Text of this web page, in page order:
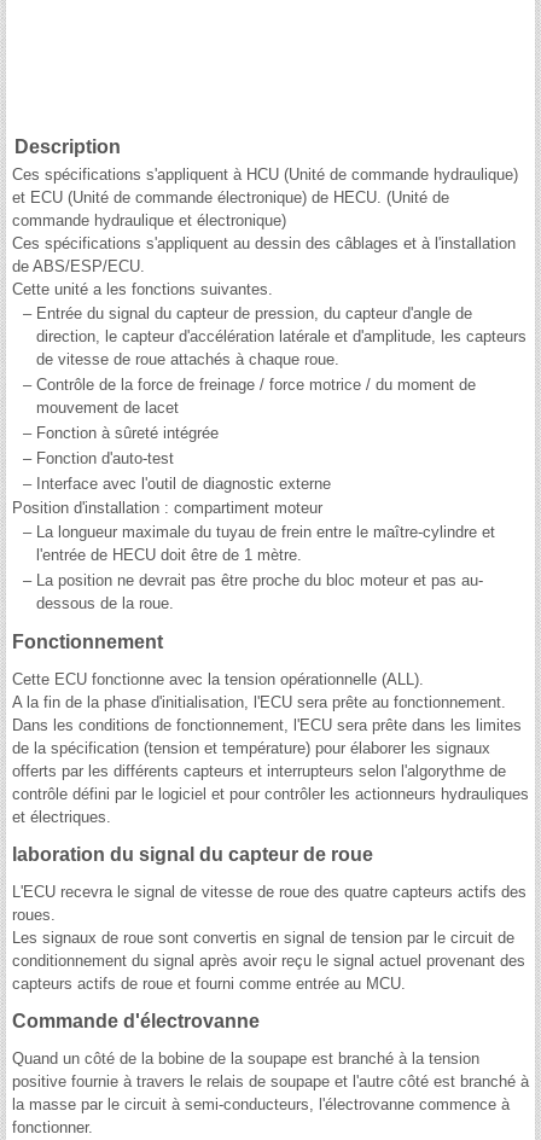
Description
Ces spécifications s'appliquent à HCU (Unité de commande hydraulique)
et ECU (Unité de commande électronique) de HECU. (Unité de
commande hydraulique et électronique)
Ces spécifications s'appliquent au dessin des câblages et à l'installation
de ABS/ESP/ECU.
Cette unité a les fonctions suivantes.
– Entrée du signal du capteur de pression, du capteur d'angle de
direction, le capteur d'accélération latérale et d'amplitude, les capteurs
de vitesse de roue attachés à chaque roue.
– Contrôle de la force de freinage / force motrice / du moment de
mouvement de lacet
– Fonction à sûreté intégrée
– Fonction d'auto-test
– Interface avec l'outil de diagnostic externe
Position d'installation : compartiment moteur
– La longueur maximale du tuyau de frein entre le maître-cylindre et
l'entrée de HECU doit être de 1 mètre.
– La position ne devrait pas être proche du bloc moteur et pas au-
dessous de la roue.
Fonctionnement
Cette ECU fonctionne avec la tension opérationnelle (ALL).
A la fin de la phase d'initialisation, l'ECU sera prête au fonctionnement.
Dans les conditions de fonctionnement, l'ECU sera prête dans les limites
de la spécification (tension et température) pour élaborer les signaux
offerts par les différents capteurs et interrupteurs selon l'algorythme de
contrôle défini par le logiciel et pour contrôler les actionneurs hydrauliques
et électriques.
laboration du signal du capteur de roue
L'ECU recevra le signal de vitesse de roue des quatre capteurs actifs des
roues.
Les signaux de roue sont convertis en signal de tension par le circuit de
conditionnement du signal après avoir reçu le signal actuel provenant des
capteurs actifs de roue et fourni comme entrée au MCU.
Commande d'électrovanne
Quand un côté de la bobine de la soupape est branché à la tension
positive fournie à travers le relais de soupape et l'autre côté est branché à
la masse par le circuit à semi-conducteurs, l'électrovanne commence à
fonctionner.